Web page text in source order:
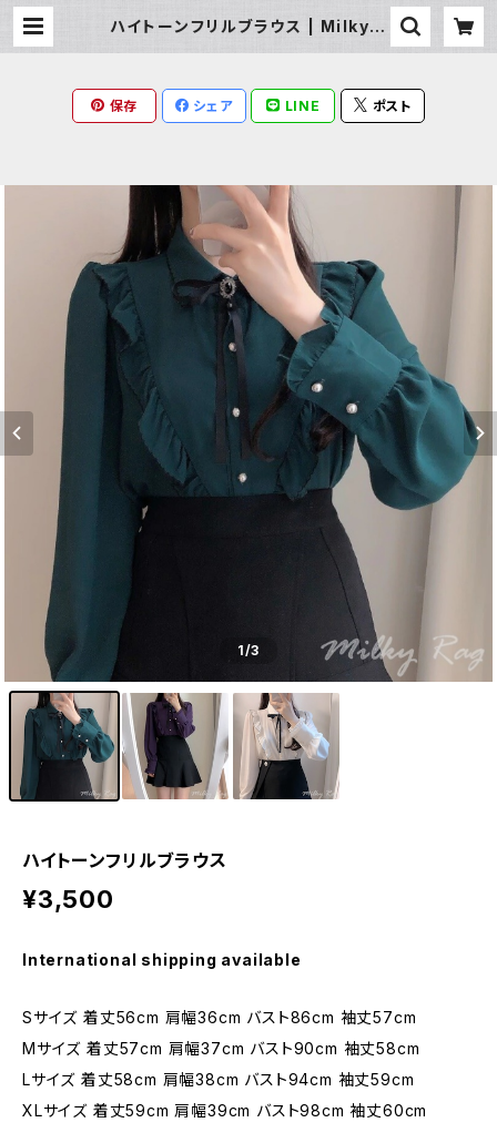
ハイトーンフリルブラウス | Milky R
保存 シェア LINE ポスト
1/3
ハイトーンフリルブラウス
¥3,500
International shipping available
Sサイズ 着丈56cm 肩幅36cm バスト86cm 袖丈57cm
Mサイズ 着丈57cm 肩幅37cm バスト90cm 袖丈58cm
Lサイズ 着丈58cm 肩幅38cm バスト94cm 袖丈59cm
XLサイズ 着丈59cm 肩幅39cm バスト98cm 袖丈60cm